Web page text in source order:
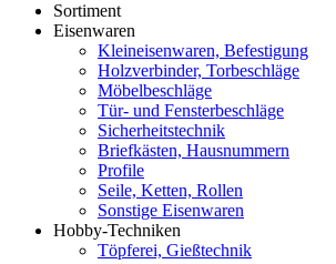
Sortiment
Eisenwaren
Kleineisenwaren, Befestigung
Holzverbinder, Torbeschläge
Möbelbeschläge
Tür- und Fensterbeschläge
Sicherheitstechnik
Briefkästen, Hausnummern
Profile
Seile, Ketten, Rollen
Sonstige Eisenwaren
Hobby-Techniken
Töpferei, Gießtechnik